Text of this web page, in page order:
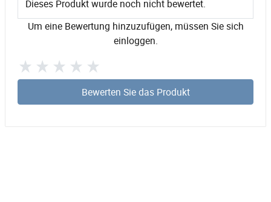
Dieses Produkt wurde noch nicht bewertet.
Um eine Bewertung hinzuzufügen, müssen Sie sich
einloggen.
Bewerten Sie das Produkt